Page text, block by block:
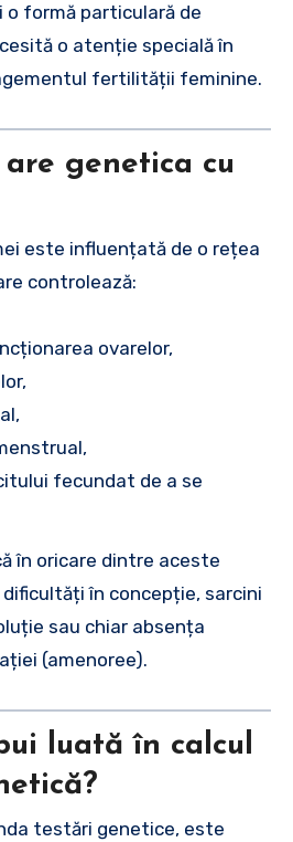
formă particulară de
o atenție specială în
fertilității feminine.
genetica cu
este influențată de o rețea
controlează:
ovarelor,
fecundat de a se
în oricare dintre aceste
în concepție, sarcini
sau chiar absența
(amenoree).
luată în calcul
testări genetice, este